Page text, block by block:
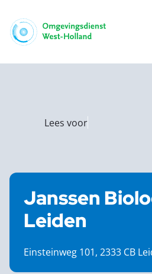
Lees voor
Janssen
Leiden
Einsteinweg 101, 2333 CB